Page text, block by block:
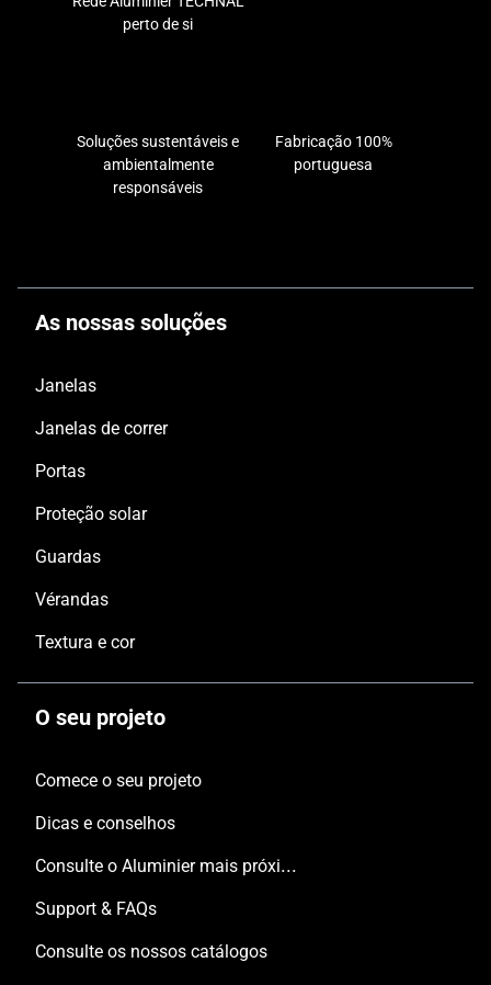
perto de si
Soluções sustentáveis ​​e
ambientalmente
responsáveis
Fabricação 100%
portuguesa
As nossas soluções
Janelas
Janelas de correr
Portas
Proteção solar
Guardas
Vérandas
Textura e cor
O seu projeto
Comece o seu projeto
Dicas e conselhos
Consulte o Aluminier mais próximo
Support & FAQs
Consulte os nossos catálogos